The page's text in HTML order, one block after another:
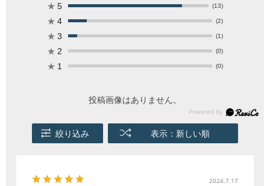
★ 5 (13)
★ 4 (2)
★ 3 (1)
★ 2 (0)
★ 1 (0)
投稿画像はありません。
絞り込み 表示：新しい順
2024.7.17